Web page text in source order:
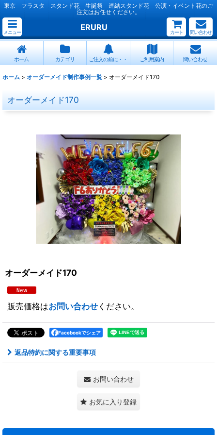
東京 フラスタ スタンド花 生誕祭 連結スタンド花 公演・イベント花のご
注文はお任せください。
メニュー
ERURU
カート 問い合わせ
ホーム カテゴリ ご注文の前に・・ ご利用案内 問い合わせ
ホーム > オーダーメイド制作事例一覧 > オーダーメイド170
オーダーメイド170
オーダーメイド170
販売価格はお問い合わせください。
Facebookでシェア
返品特約に関する重要事項
お問い合わせ
お気に入り登録